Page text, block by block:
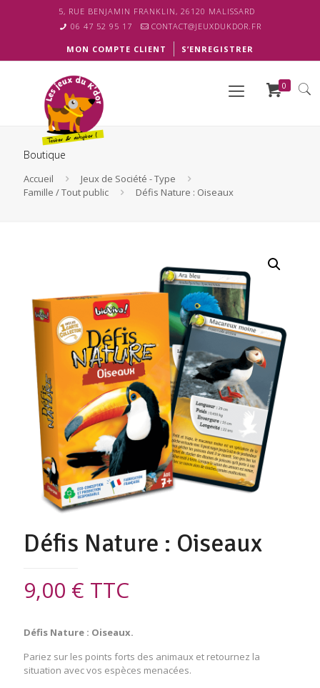
5, RUE BENJAMIN FRANKLIN, 26120 MALISSARD
06 47 52 95 17
CONTACT@JEUXDUKDOR.FR
MON COMPTE CLIENT S’ENREGISTRER
0
Boutique
Accueil
Jeux de Société - Type
Famille / Tout public
Défis Nature : Oiseaux
Défis Nature : Oiseaux
9,00 € TTC
Défis Nature : Oiseaux.
Pariez sur les points forts des animaux et retournez la
situation avec vos espèces menacées.